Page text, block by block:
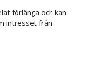
förlänga och kan
intresset från